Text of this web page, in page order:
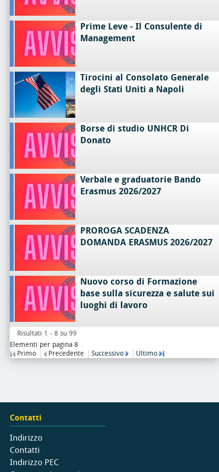
Prime Leve - Il Consulente di
Management
Tirocini al Consolato Generale
degli Stati Uniti a Napoli
Borse di studio UNHCR Di
Donato
Verbale e graduatorie Bando
Erasmus 2026/2027
PROROGA SCADENZA
DOMANDA ERASMUS 2026/2027
Nuovo corso di Formazione
base sulla sicurezza e salute sui
luoghi di lavoro
Risultati 1 - 8 su 99
Elementi per pagina 8
Primo
Precedente Successivo Ultimo
Contatti
Indirizzo
Contatti
Indirizzo PEC